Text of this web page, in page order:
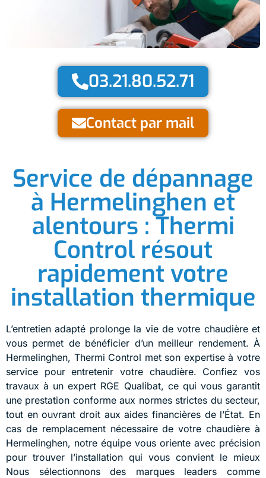
03.21.80.52.71
Contact par mail
Service de dépannage
à Hermelinghen et
alentours : Thermi
Control résout
rapidement votre
installation thermique
L’entretien adapté prolonge la vie de votre chaudière et
vous permet de bénéficier d’un meilleur rendement. À
Hermelinghen, Thermi Control met son expertise à votre
service pour entretenir votre chaudière. Confiez vos
travaux à un expert RGE Qualibat, ce qui vous garantit
une prestation conforme aux normes strictes du secteur,
tout en ouvrant droit aux aides financières de l’État. En
cas de remplacement nécessaire de votre chaudière à
Hermelinghen, notre équipe vous oriente avec précision
pour trouver l’installation qui vous convient le mieux
Nous sélectionnons des marques leaders comme